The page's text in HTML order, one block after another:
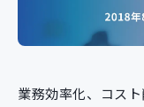
イベント・セミ
業務効率化、コス